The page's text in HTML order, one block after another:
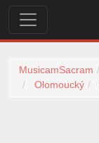
MusicamSacram
Olomoucký